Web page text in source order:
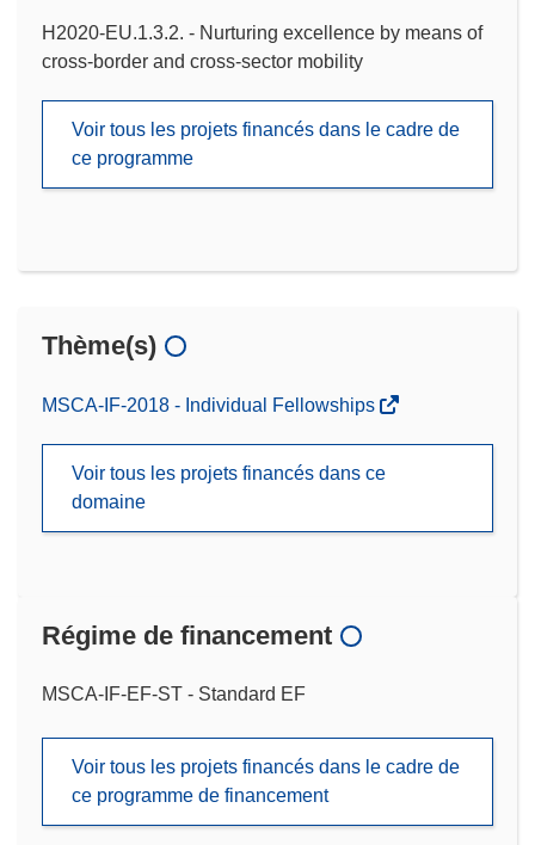
H2020-EU.1.3.2. - Nurturing excellence by means of
cross-border and cross-sector mobility
Voir tous les projets financés dans le cadre de
ce programme
Thème(s)
MSCA-IF-2018 - Individual Fellowships
Voir tous les projets financés dans ce
domaine
Régime de financement
MSCA-IF-EF-ST - Standard EF
Voir tous les projets financés dans le cadre de
ce programme de financement